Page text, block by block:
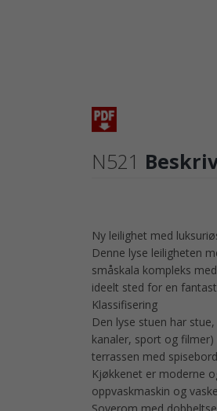
N521
Ny leilighet med
Denne lyse leiligheten
småskala kompleks
ideelt sted for en
Klassifisering
Den lyse stuen har
kanaler, sport og
terrassen med
Kjøkkenet er moderne
oppvaskmaskin og